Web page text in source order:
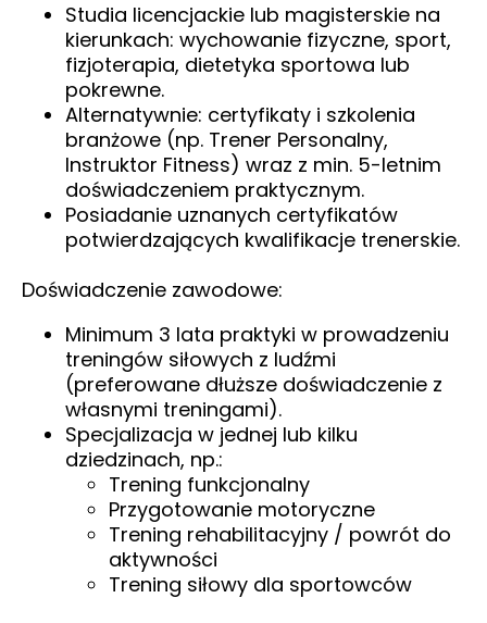
Studia licencjackie lub magisterskie na
kierunkach: wychowanie fizyczne, sport,
fizjoterapia, dietetyka sportowa lub
pokrewne.
Alternatywnie: certyfikaty i szkolenia
branżowe (np. Trener Personalny,
Instruktor Fitness) wraz z min. 5-letnim
doświadczeniem praktycznym.
Posiadanie uznanych certyfikatów
potwierdzających kwalifikacje trenerskie.
Doświadczenie zawodowe:
Minimum 3 lata praktyki w prowadzeniu
treningów siłowych z ludźmi
(preferowane dłuższe doświadczenie z
własnymi treningami).
Specjalizacja w jednej lub kilku
dziedzinach, np.:
Trening funkcjonalny
Przygotowanie motoryczne
Trening rehabilitacyjny / powrót do
aktywności
Trening siłowy dla sportowców